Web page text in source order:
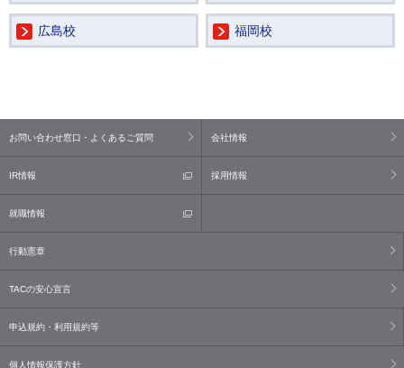
広島校 福岡校
お問い合わせ窓口・よくあるご質問 会社情報
IR情報 採用情報
就職情報
行動憲章
TACの安心宣言
申込規約・利用規約等
個人情報保護方針